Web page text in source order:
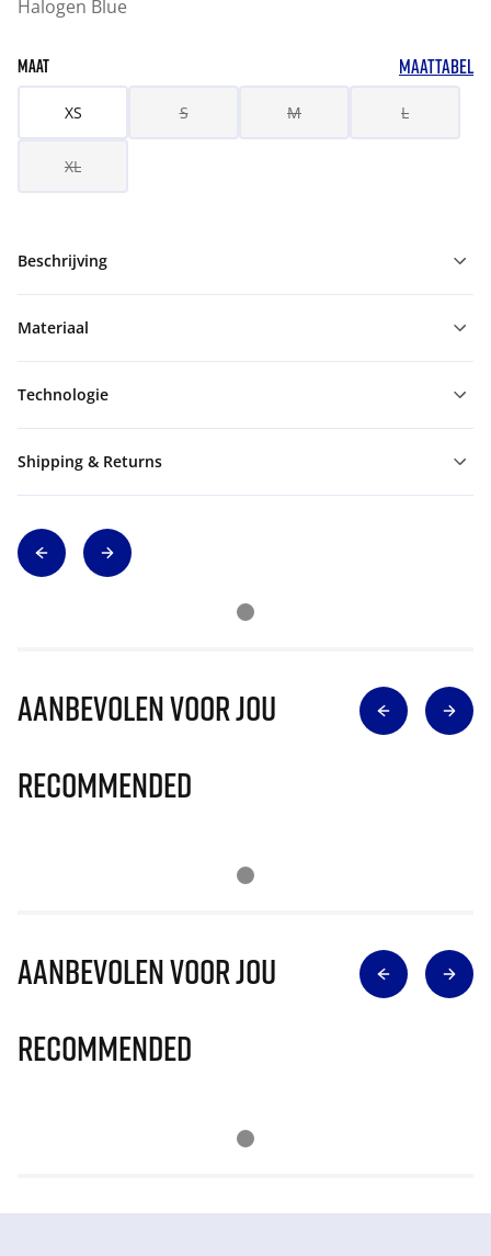
Halogen Blue
MAAT MAATTABEL
XS S M L
XL
Beschrijving
Materiaal
Technologie
Shipping & Returns
Aanbevolen voor jou
Recommended
Aanbevolen voor jou
Recommended